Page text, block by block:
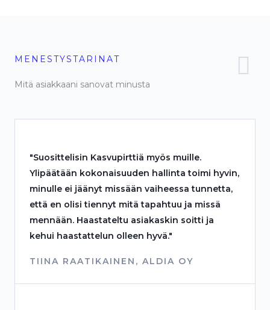
MENESTYSTARINAT
Mitä asiakkaani sanovat minusta
"Suosittelisin Kasvupirttiä myös muille.
Ylipäätään kokonaisuuden hallinta toimi hyvin,
minulle ei jäänyt missään vaiheessa tunnetta,
että en olisi tiennyt mitä tapahtuu ja missä
mennään. Haastateltu asiakaskin soitti ja
kehui haastattelun olleen hyvä."
TIINA RAATIKAINEN, ALDIA OY